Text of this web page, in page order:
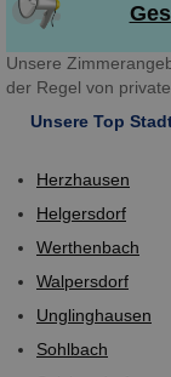
Unsere
der Regel von
Unsere Top
Herzhausen
Helgersdorf
Werthenbach
Walpersdorf
Unglinghausen
Sohlbach